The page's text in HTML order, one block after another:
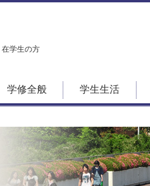
在学生の方
学修全般 学生生活